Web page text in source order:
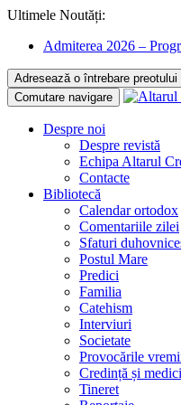
Ultimele Noutăți:
Admiterea 2026 –
Adresează o întrebare preotului
Comutare navigare
Despre noi
Despre revistă
Echipa Altarul
Contacte
Bibliotecă
Calendar ortodox
Comentariile zilei
Sfaturi
Postul Mare
Predici
Familia
Catehism
Interviuri
Societate
Provocările
Credință și
Tineret